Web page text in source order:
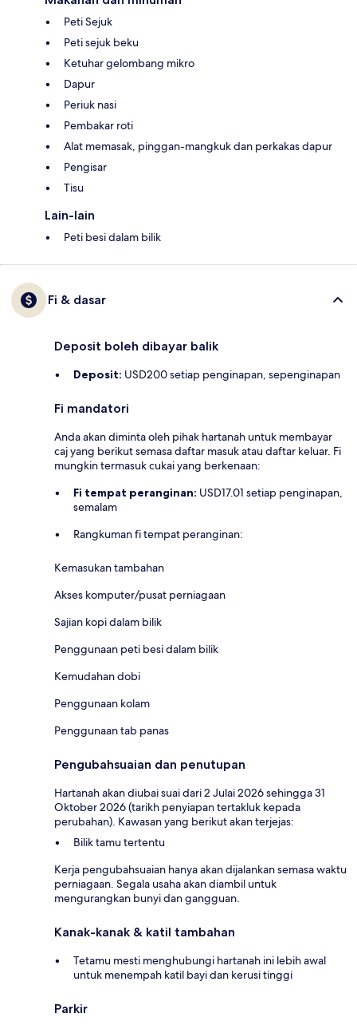
Peti Sejuk
Peti sejuk beku
Ketuhar gelombang mikro
Dapur
Periuk nasi
Pembakar roti
Alat memasak, pinggan-mangkuk dan perkakas dapur
Pengisar
Tisu
Lain-lain
Peti besi dalam bilik
Fi & dasar
Deposit boleh dibayar balik
Deposit: USD200 setiap penginapan, sepenginapan
Fi mandatori
Anda akan diminta oleh pihak hartanah untuk membayar
caj yang berikut semasa daftar masuk atau daftar keluar. Fi
mungkin termasuk cukai yang berkenaan:
Fi tempat peranginan: USD17.01 setiap penginapan,
semalam
Rangkuman fi tempat peranginan:
Kemasukan tambahan
Akses komputer/pusat perniagaan
Sajian kopi dalam bilik
Penggunaan peti besi dalam bilik
Kemudahan dobi
Penggunaan kolam
Penggunaan tab panas
Pengubahsuaian dan penutupan
Hartanah akan diubai suai dari 2 Julai 2026 sehingga 31
Oktober 2026 (tarikh penyiapan tertakluk kepada
perubahan). Kawasan yang berikut akan terjejas:
Bilik tamu tertentu
Kerja pengubahsuaian hanya akan dijalankan semasa waktu
perniagaan. Segala usaha akan diambil untuk
mengurangkan bunyi dan gangguan.
Kanak-kanak & katil tambahan
Tetamu mesti menghubungi hartanah ini lebih awal
untuk menempah katil bayi dan kerusi tinggi
Parkir